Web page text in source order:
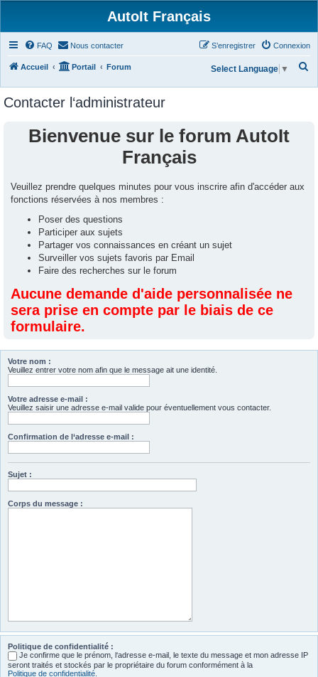
AutoIt Français
FAQ Nous contacter Connexion
S’enregistrer
Accueil Portail Forum Select Language ▼
Contacter l‘administrateur
Bienvenue sur le forum AutoIt
Français
Veuillez prendre quelques minutes pour vous inscrire afin d'accéder aux
fonctions réservées à nos membres :
Poser des questions
Participer aux sujets
Partager vos connaissances en créant un sujet
Surveiller vos sujets favoris par Email
Faire des recherches sur le forum
Aucune demande d'aide personnalisée ne
sera prise en compte par le biais de ce
formulaire.
Votre nom :
Veuillez entrer votre nom afin que le message ait une identité.
Votre adresse e-mail :
Veuillez saisir une adresse e-mail valide pour éventuellement vous contacter.
Confirmation de l‘adresse e-mail :
Sujet :
Corps du message :
Politique de confidentialité :
Je confirme que le prénom, l‘adresse e-mail, le texte du message et mon adresse IP
seront traités et stockés par le propriétaire du forum conformément à la
Politique de confidentialité